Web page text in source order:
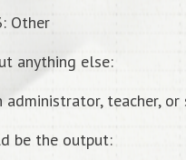
Other
anything else:
administrator, teacher,
be the output: